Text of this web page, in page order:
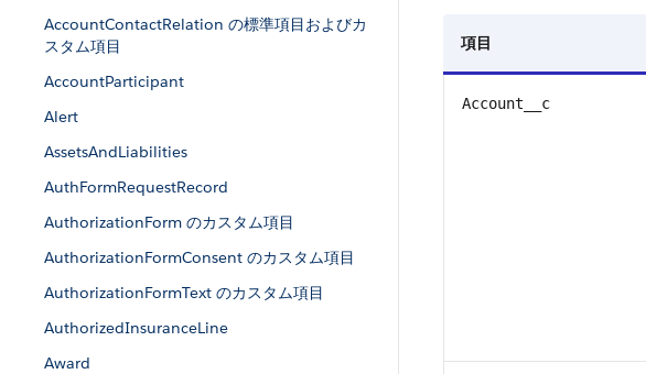
AccountContactRelation の標準項目およびカ
スタム項目
AccountParticipant
Alert
AssetsAndLiabilities
AuthFormRequestRecord
AuthorizationForm のカスタム項目
AuthorizationFormConsent のカスタム項目
AuthorizationFormText のカスタム項目
AuthorizedInsuranceLine
Award
項目
Account__c